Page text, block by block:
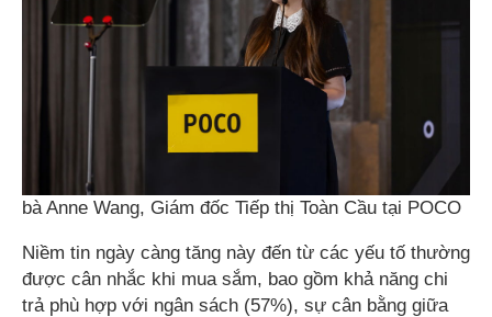
bà Anne Wang, Giám đốc Tiếp thị Toàn Cầu tại POCO
Niềm tin ngày càng tăng này đến từ các yếu tố thường
được cân nhắc khi mua sắm, bao gồm khả năng chi
trả phù hợp với ngân sách (57%), sự cân bằng giữa